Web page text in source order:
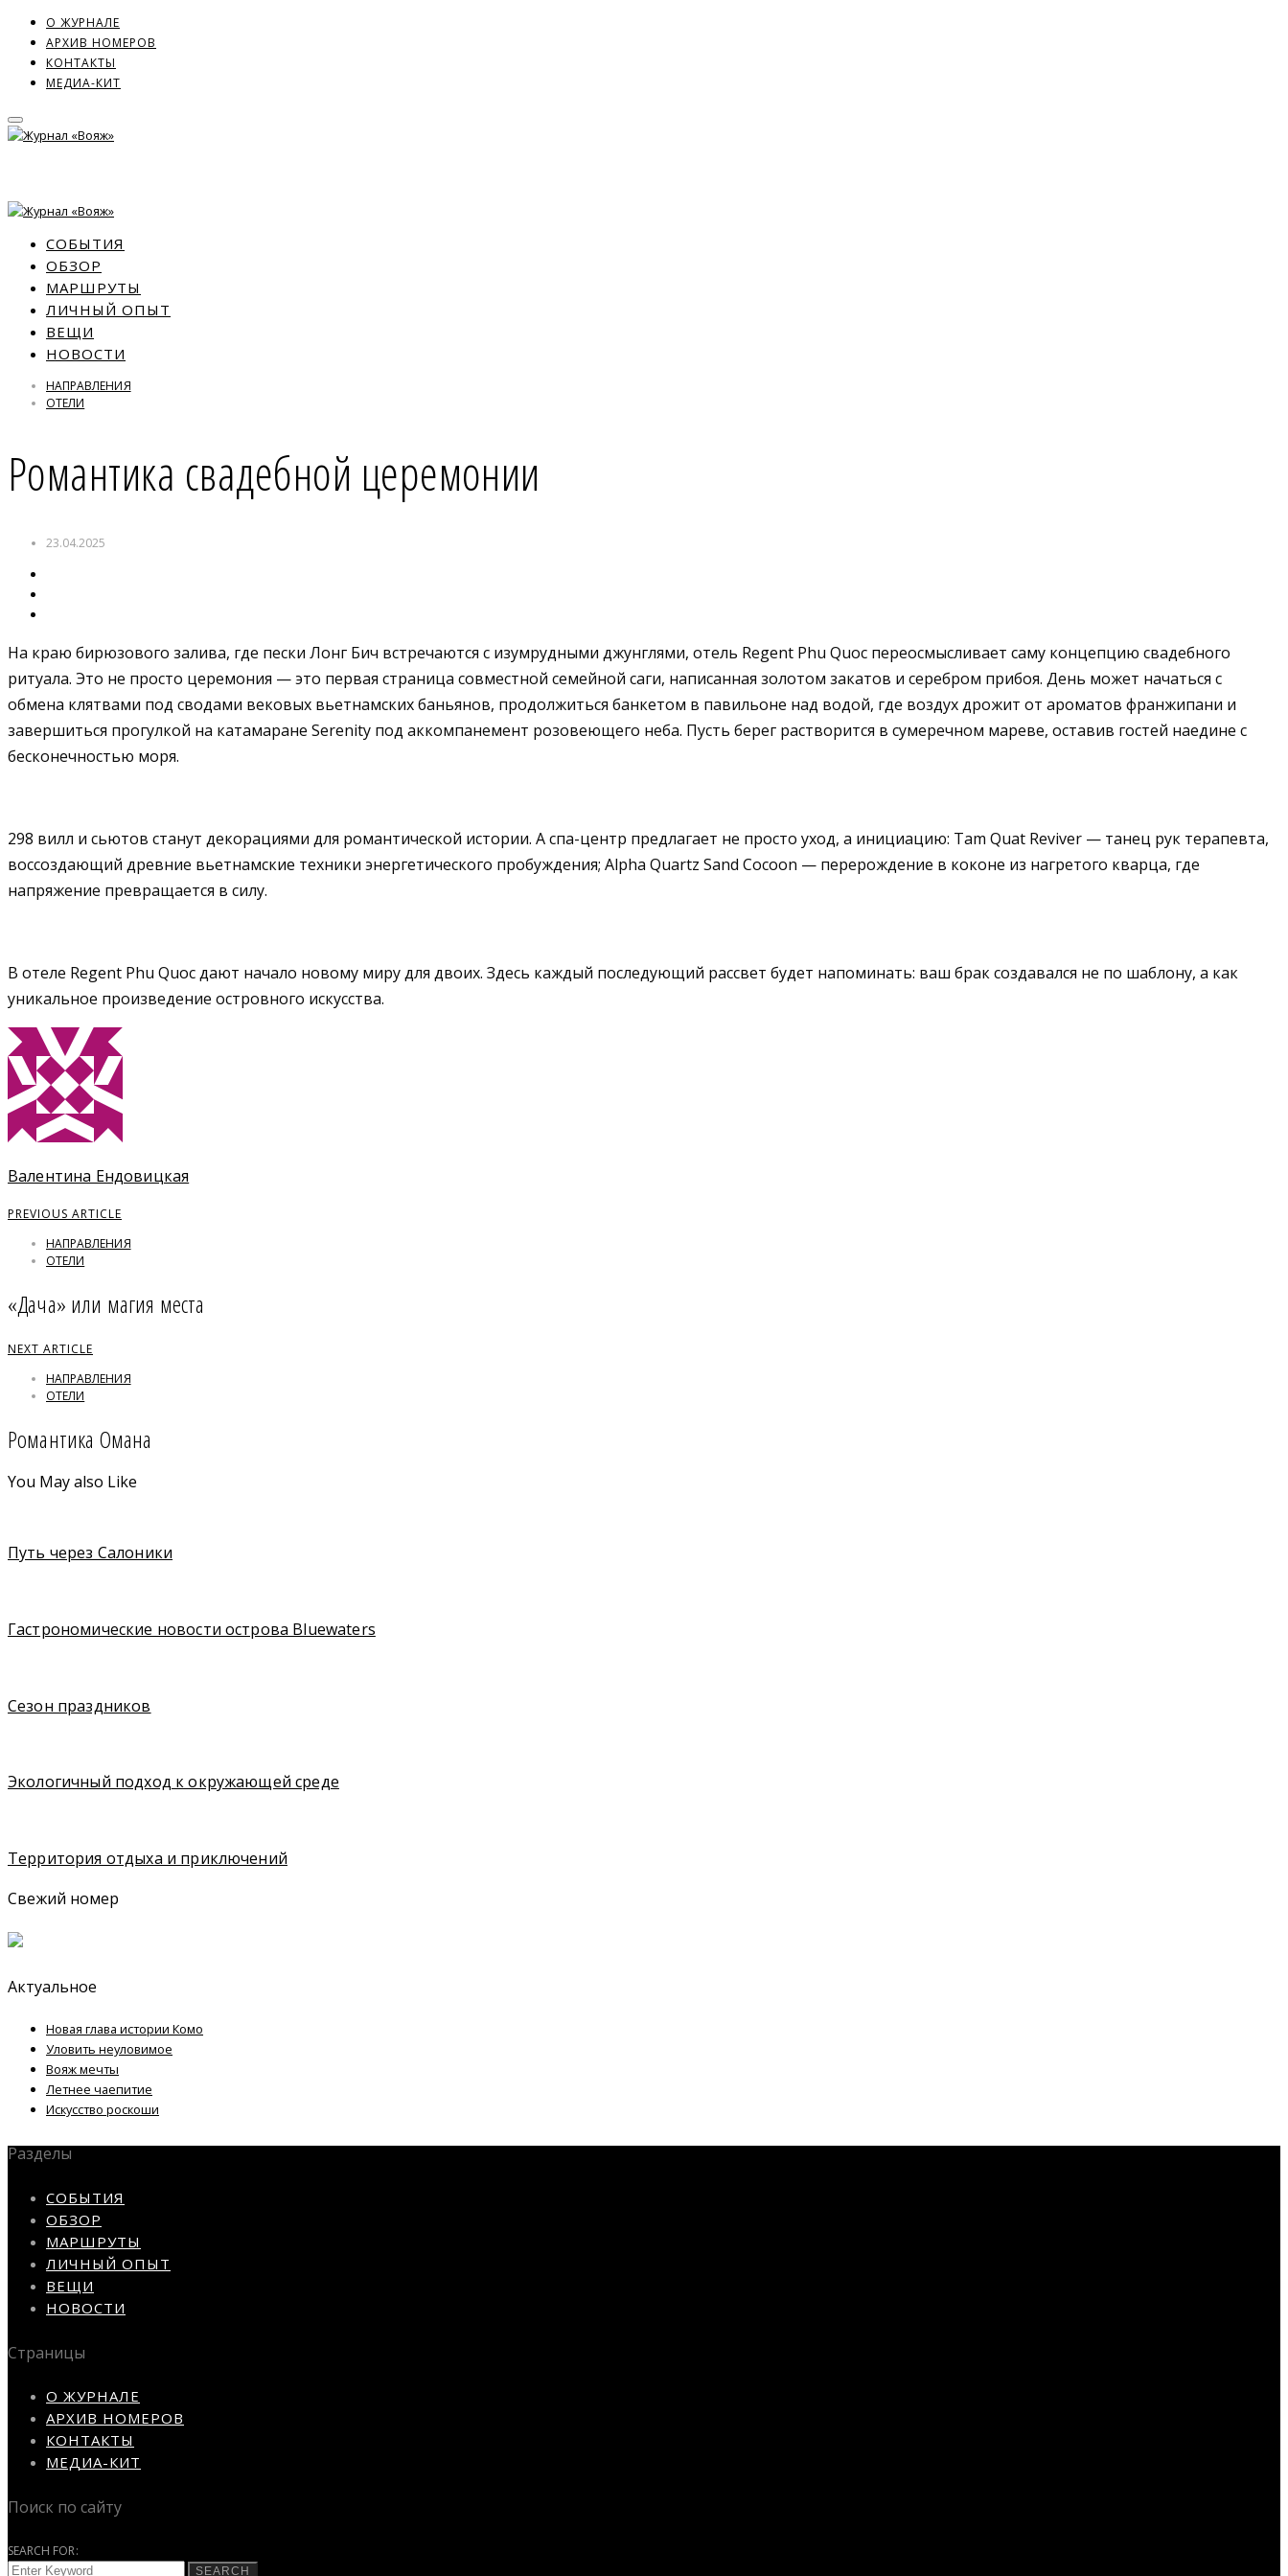
О ЖУРНАЛЕ
АРХИВ НОМЕРОВ
КОНТАКТЫ
МЕДИА-КИТ
СОБЫТИЯ
ОБЗОР
МАРШРУТЫ
ЛИЧНЫЙ ОПЫТ
ВЕЩИ
НОВОСТИ
НАПРАВЛЕНИЯ
ОТЕЛИ
Романтика свадебной церемонии
23.04.2025
На краю бирюзового залива, где пески Лонг Бич встречаются с изумрудными джунглями, отель Regent Phu Quoc переосмысливает саму концепцию свадебного
ритуала. Это не просто церемония — это первая страница совместной семейной саги, написанная золотом закатов и серебром прибоя. День может начаться с
обмена клятвами под сводами вековых вьетнамских баньянов, продолжиться банкетом в павильоне над водой, где воздух дрожит от ароматов франжипани и
завершиться прогулкой на катамаране Serenity под аккомпанемент розовеющего неба. Пусть берег растворится в сумеречном мареве, оставив гостей наедине с
бесконечностью моря.
298 вилл и сьютов станут декорациями для романтической истории. А спа-центр предлагает не просто уход, а инициацию: Tam Quat Reviver — танец рук терапевта,
воссоздающий древние вьетнамские техники энергетического пробуждения; Alpha Quartz Sand Cocoon — перерождение в коконе из нагретого кварца, где
напряжение превращается в силу.
В отеле Regent Phu Quoc дают начало новому миру для двоих. Здесь каждый последующий рассвет будет напоминать: ваш брак создавался не по шаблону, а как
уникальное произведение островного искусства.
Валентина Ендовицкая
PREVIOUS ARTICLE
НАПРАВЛЕНИЯ
ОТЕЛИ
«Дача» или магия места
NEXT ARTICLE
НАПРАВЛЕНИЯ
ОТЕЛИ
Романтика Омана
You May also Like
Путь через Салоники
Гастрономические новости острова Bluewaters
Сезон праздников
Экологичный подход к окружающей среде
Территория отдыха и приключений
Свежий номер
Актуальное
Новая глава истории Комо
Уловить неуловимое
Вояж мечты
Летнее чаепитие
Искусство роскоши
Разделы
СОБЫТИЯ
ОБЗОР
МАРШРУТЫ
ЛИЧНЫЙ ОПЫТ
ВЕЩИ
НОВОСТИ
Страницы
О ЖУРНАЛЕ
АРХИВ НОМЕРОВ
КОНТАКТЫ
МЕДИА-КИТ
Поиск по сайту
SEARCH FOR:
SEARCH